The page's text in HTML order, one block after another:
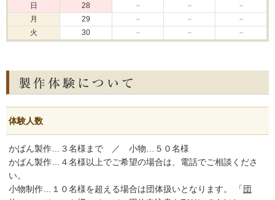
日
28 － －
－
月
29 － －
－
火
30 － － －
体験人数
かばん製作…３名様まで ／ 小物…５０名様
かばん製作…４名様以上でご希望の場合は、電話でご相談くださ
い。
小物制作…１０名様を超える場合は団体扱いとなります。 「団